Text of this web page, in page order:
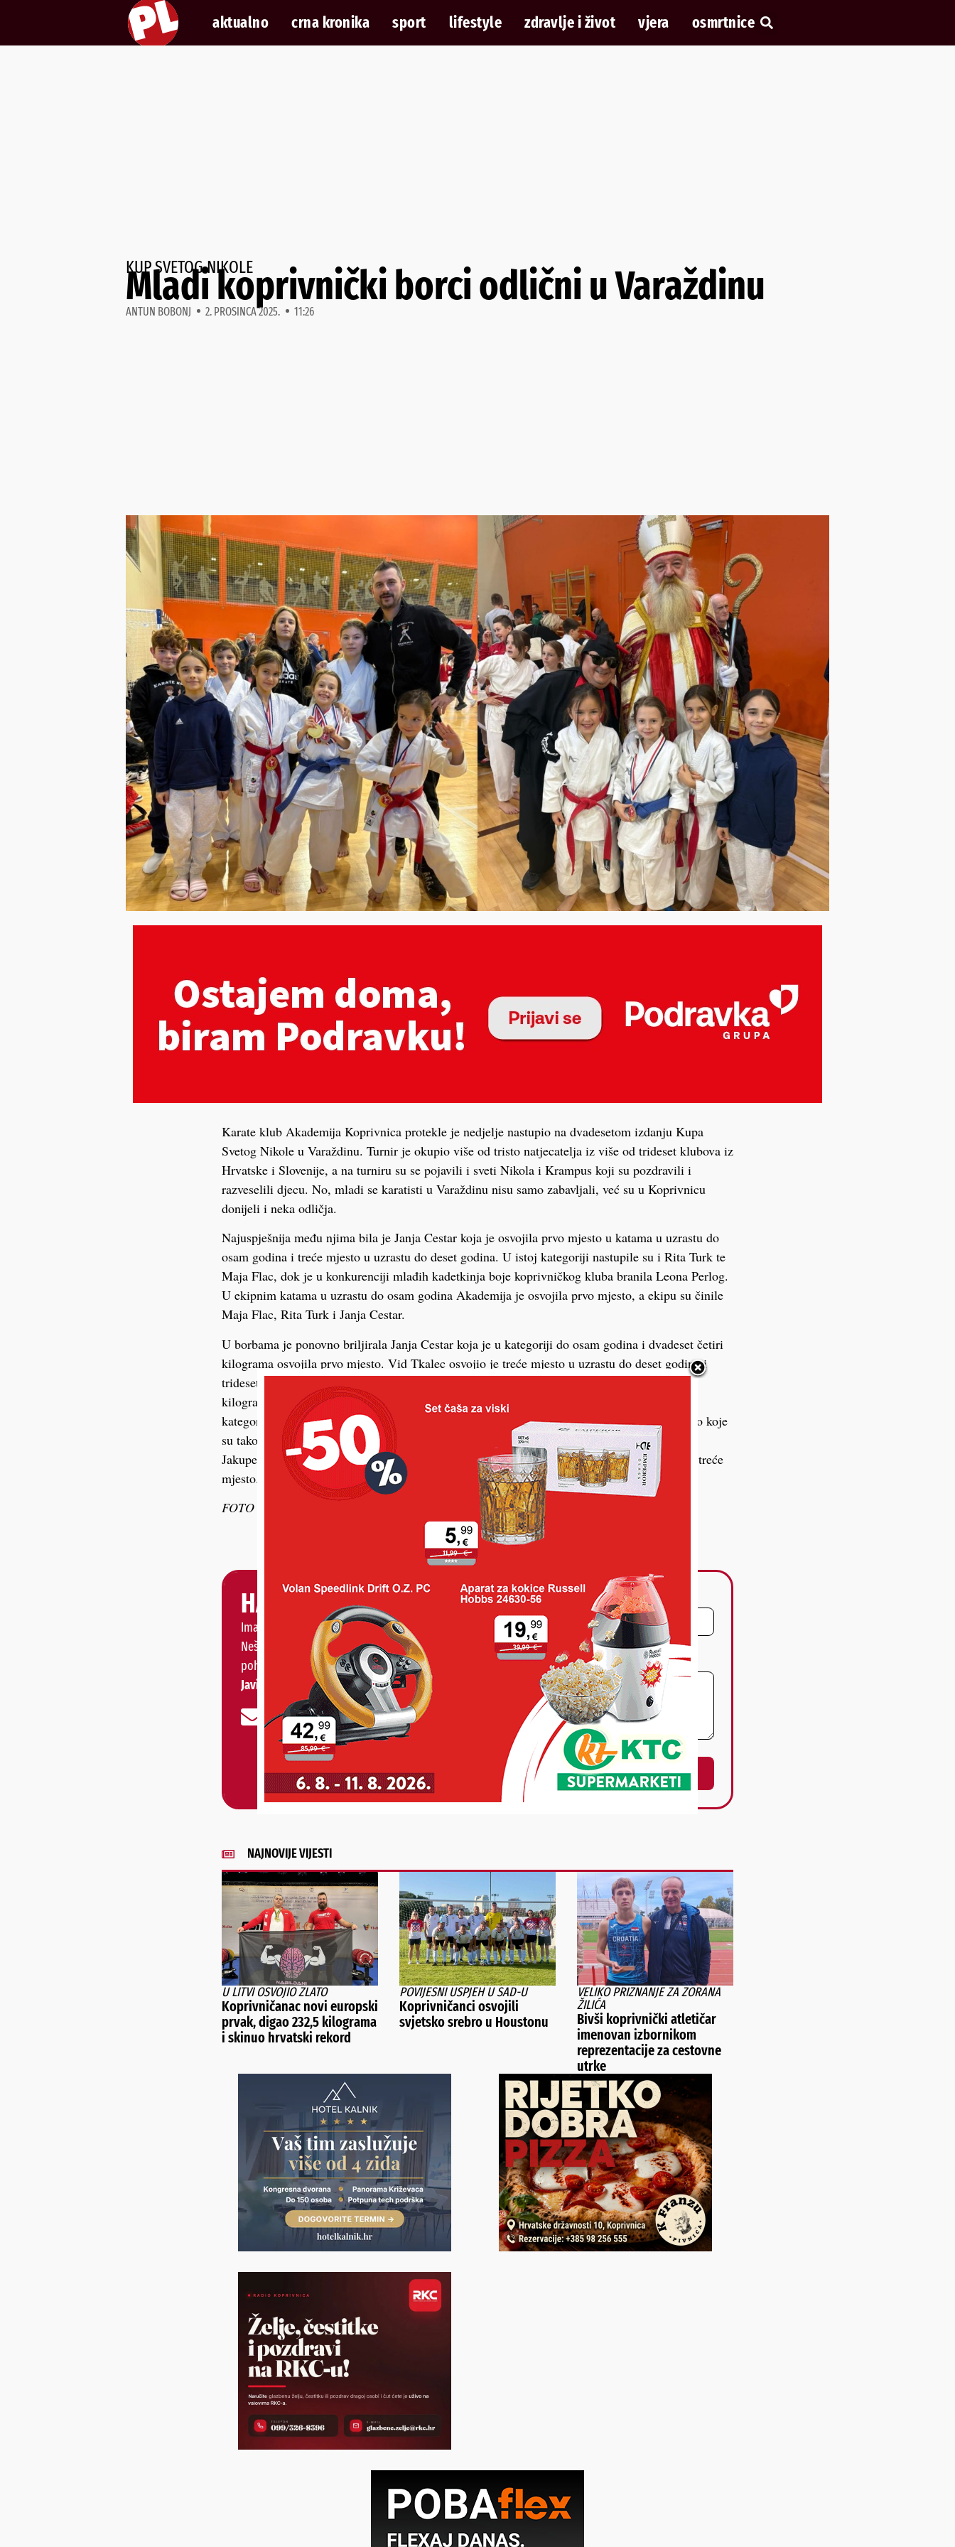
aktualno crna kronika sport lifestyle zdravlje i život vjera osmrtnice
KUP SVETOG NIKOLE
Mladi koprivnički borci odlični u Varaždinu
ANTUN BOBONJ 2. PROSINCA 2025. 11:26
Karate klub Akademija Koprivnica protekle je nedjelje nastupio na dvadesetom izdanju Kupa
Svetog Nikole u Varaždinu. Turnir je okupio više od tristo natjecatelja iz više od trideset klubova iz
Hrvatske i Slovenije, a na turniru su se pojavili i sveti Nikola i Krampus koji su pozdravili i
razveselili djecu. No, mladi se karatisti u Varaždinu nisu samo zabavljali, već su u Koprivnicu
donijeli i neka odličja.
Najuspješnija među njima bila je Janja Cestar koja je osvojila prvo mjesto u katama u uzrastu do
osam godina i treće mjesto u uzrastu do deset godina. U istoj kategoriji nastupile su i Rita Turk te
Maja Flac, dok je u konkurenciji mlađih kadetkinja boje koprivničkog kluba branila Leona Perlog.
U ekipnim katama u uzrastu do osam godina Akademija je osvojila prvo mjesto, a ekipu su činile
Maja Flac, Rita Turk i Janja Cestar.
U borbama je ponovno briljirala Janja Cestar koja je u kategoriji do osam godina i dvadeset četiri
kilograma osvojila prvo mjesto. Vid Tkalec osvojio je treće mjesto u uzrastu do deset godina i
trideset jedan kilogram, dok je Luka Novak u kategoriji do dvanaest godina i trideset devet
kilograma ostao bez plasmana. U istoj dobnoj skupini Filip Cestar osvojio je treće mjesto u
kategoriji do četrdeset četiri kilograma, a jednako su uspješne bile i Katja Krulić i Maja Arko koje
su također osvojile treća mjesta u svojim kategorijama. U uzrastu do četrnaest godina Sven
Jakupec nije se uspio plasirati, dok je Teo Mandić u kategoriji do pedeset kilograma osvojio treće
mjesto.
FOTO KK Akademija
HALO, PODRAVSKI!
Imate priču, vijest, fotku ili video?
Nešto vas muči ili želite nešto/nekoga
pohvaliti?
Javite nam se!
Vaš email
Poruka
POŠALJI
Alternative:
NAJNOVIJE VIJESTI
U LITVI OSVOJIO ZLATO
Koprivničanac novi europski
prvak, digao 232,5 kilograma
i skinuo hrvatski rekord
POVIJESNI USPJEH U SAD-U
Koprivničanci osvojili
svjetsko srebro u Houstonu
VELIKO PRIZNANJE ZA ZORANA
ŽILIĆA
Bivši koprivnički atletičar
imenovan izbornikom
reprezentacije za cestovne
utrke